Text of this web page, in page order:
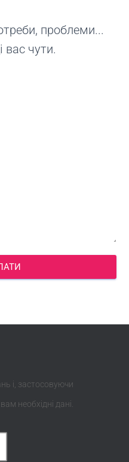
проблеми...
вас чути.
і, застосовуючи
необхідні дані.